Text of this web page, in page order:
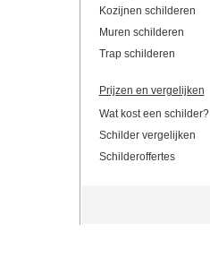
Kozijnen schilderen
Muren schilderen
Trap schilderen
Prijzen en vergelijken
Wat kost een schilder?
Schilder vergelijken
Schilderoffertes